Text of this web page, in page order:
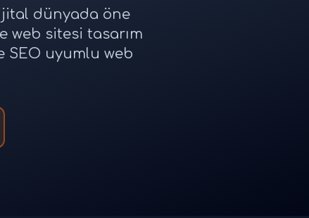
dünyada öne
web sitesi tasarım
SEO uyumlu web